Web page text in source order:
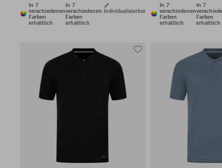
In 7
verschiedenen
Farben
erhältlich
In 7
verschiedenen
Farben
erhältlich
Individualisierbar
In 7
verschiedenen
Farben
erhältlich
In 7
Farben
erhältlich